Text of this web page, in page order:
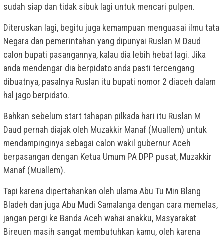
sudah siap dan tidak sibuk lagi untuk mencari pulpen.
Diteruskan lagi, begitu juga kemampuan menguasai ilmu tata
Negara dan pemerintahan yang dipunyai Ruslan M Daud
calon bupati pasangannya, kalau dia lebih hebat lagi. Jika
anda mendengar dia berpidato anda pasti tercengang
dibuatnya, pasalnya Ruslan itu bupati nomor 2 diaceh dalam
hal jago berpidato.
Bahkan sebelum start tahapan pilkada hari itu Ruslan M
Daud pernah diajak oleh Muzakkir Manaf (Muallem) untuk
mendampinginya sebagai calon wakil gubernur Aceh
berpasangan dengan Ketua Umum PA DPP pusat, Muzakkir
Manaf (Muallem).
Tapi karena dipertahankan oleh ulama Abu Tu Min Blang
Bladeh dan juga Abu Mudi Samalanga dengan cara memelas,
jangan pergi ke Banda Aceh wahai anakku, Masyarakat
Bireuen masih sangat membutuhkan kamu, oleh karena